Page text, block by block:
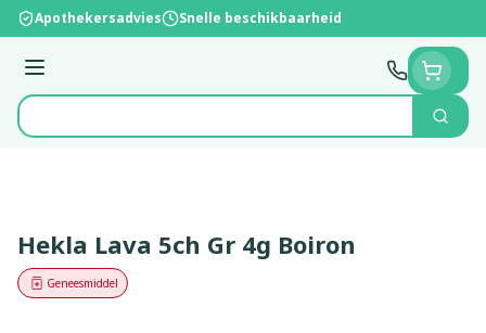
Ga naar de inhoud
Apothekersadvies Snelle beschikbaarheid
Menu
Product, merk, categorie...
Zoek
Hekla Lava 5ch Gr 4g Boiron
Geneesmiddel